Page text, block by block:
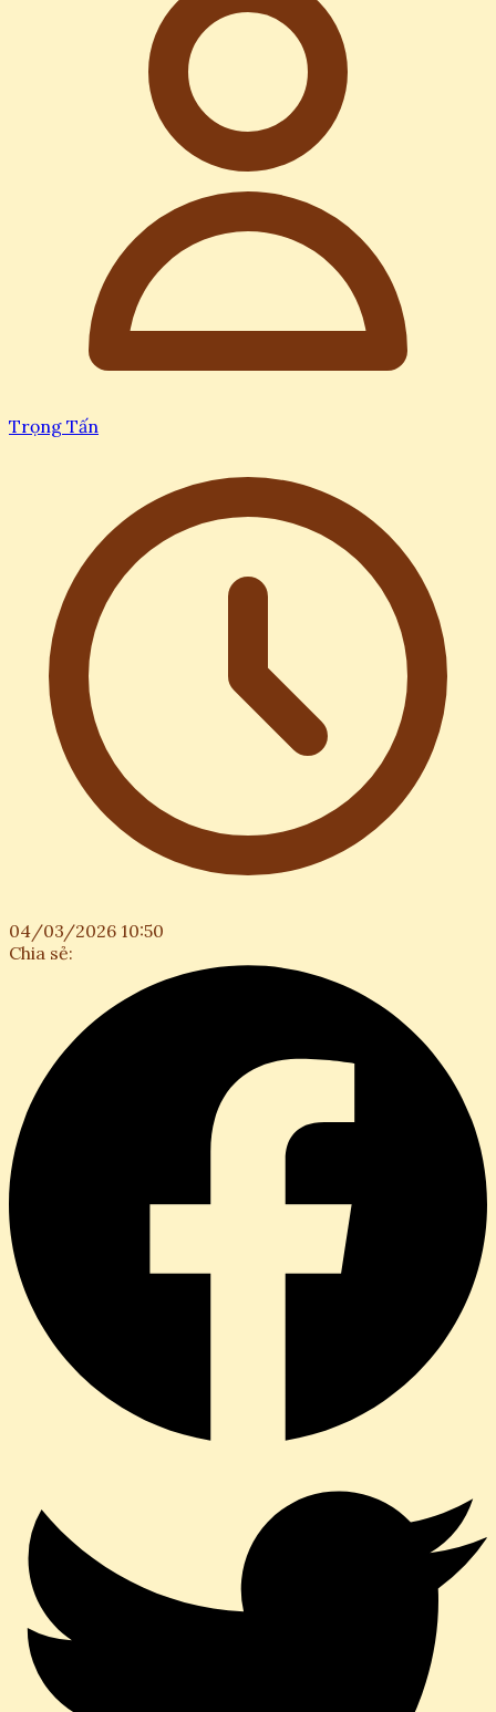
Trọng Tấn
04/03/2026 10:50
Chia sẻ: